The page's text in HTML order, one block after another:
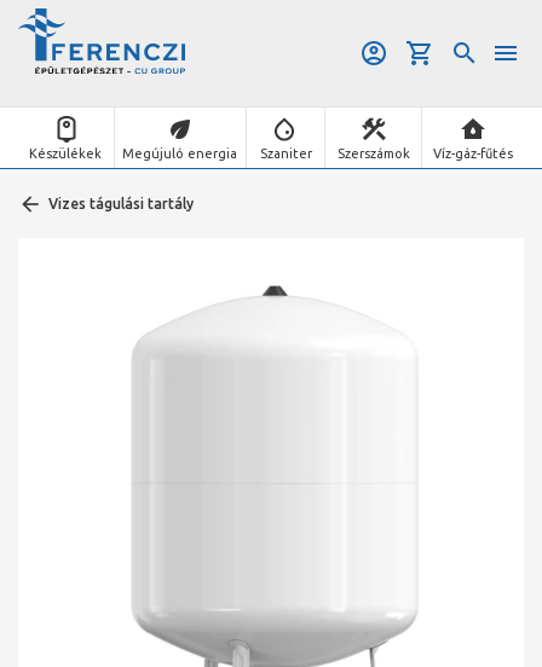
Készülékek Megújuló energia Szaniter Szerszámok Víz-gáz-fűtés
Vizes tágulási tartály